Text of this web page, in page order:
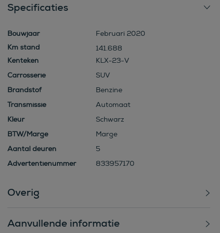
Specificaties
Bouwjaar
Februari 2020
141.688
Kenteken
KLX-23-V
Carrosserie
SUV
Brandstof
Benzine
Transmissie
Automaat
Kleur
Schwarz
BTW/Marge
Marge
Aantal deuren
5
Advertentienummer
833957170
Overig
Aanvullende informatie